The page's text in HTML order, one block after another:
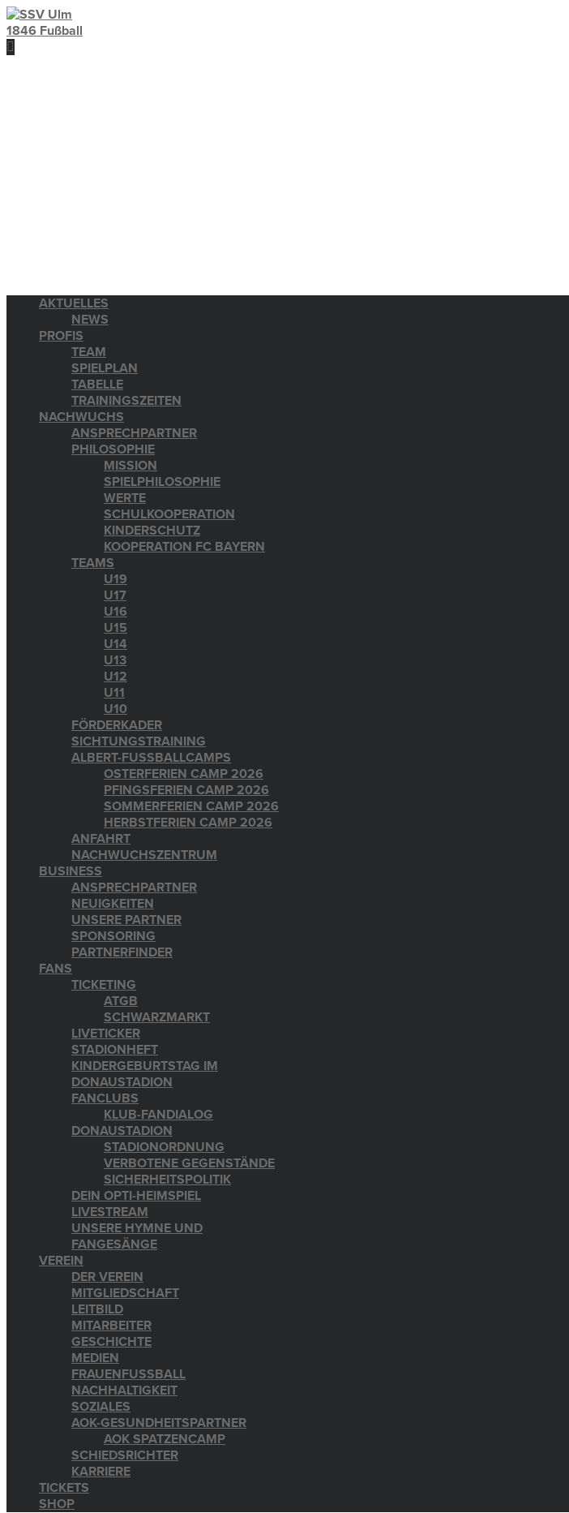
AKTUELLES
NEWS
PROFIS
TEAM
SPIELPLAN
TABELLE
TRAININGSZEITEN
NACHWUCHS
ANSPRECHPARTNER
PHILOSOPHIE
MISSION
SPIELPHILOSOPHIE
WERTE
SCHULKOOPERATION
KINDERSCHUTZ
KOOPERATION FC BAYERN
TEAMS
U19
U17
U16
U15
U14
U13
U12
U11
U10
FÖRDERKADER
SICHTUNGSTRAINING
ALBERT-FUSSBALLCAMPS
OSTERFERIEN CAMP 2026
PFINGSFERIEN CAMP 2026
SOMMERFERIEN CAMP 2026
HERBSTFERIEN CAMP 2026
ANFAHRT
NACHWUCHSZENTRUM
BUSINESS
ANSPRECHPARTNER
NEUIGKEITEN
UNSERE PARTNER
SPONSORING
PARTNERFINDER
FANS
TICKETING
ATGB
SCHWARZMARKT
LIVETICKER
STADIONHEFT
KINDERGEBURTSTAG IM
DONAUSTADION
FANCLUBS
KLUB-FANDIALOG
DONAUSTADION
STADIONORDNUNG
VERBOTENE GEGENSTÄNDE
SICHERHEITSPOLITIK
DEIN OPTI-HEIMSPIEL
LIVESTREAM
UNSERE HYMNE UND
FANGESÄNGE
VEREIN
DER VEREIN
MITGLIEDSCHAFT
LEITBILD
MITARBEITER
GESCHICHTE
MEDIEN
FRAUENFUSSBALL
NACHHALTIGKEIT
SOZIALES
AOK-GESUNDHEITSPARTNER
AOK SPATZENCAMP
SCHIEDSRICHTER
KARRIERE
TICKETS
SHOP